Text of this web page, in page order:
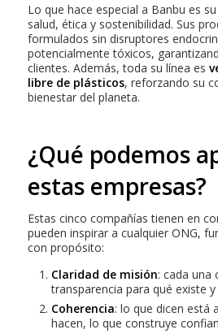
Lo que hace especial a Banbu es
salud, ética y sostenibilidad. Sus
formulados sin disruptores
potencialmente tóxicos,
clientes. Además, toda su línea es
libre de plásticos, reforzando su
bienestar del planeta.
¿Qué podemos
estas empresas?
Estas cinco compañías tienen en
pueden inspirar a cualquier ONG,
con propósito:
Claridad de misión: cada una
transparencia para qué existe
Coherencia: lo que dicen está
hacen, lo que construye